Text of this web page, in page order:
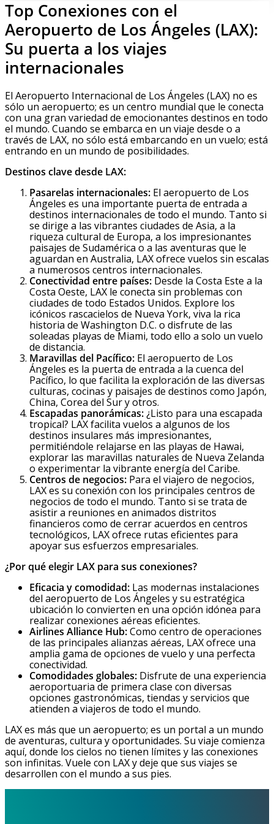
Top Conexiones con el
Aeropuerto de Los Ángeles (LAX):
Su puerta a los viajes
internacionales
El Aeropuerto Internacional de Los Ángeles (LAX) no es
sólo un aeropuerto; es un centro mundial que le conecta
con una gran variedad de emocionantes destinos en todo
el mundo. Cuando se embarca en un viaje desde o a
través de LAX, no sólo está embarcando en un vuelo; está
entrando en un mundo de posibilidades.
Destinos clave desde LAX:
Pasarelas internacionales: El aeropuerto de Los
Ángeles es una importante puerta de entrada a
destinos internacionales de todo el mundo. Tanto si
se dirige a las vibrantes ciudades de Asia, a la
riqueza cultural de Europa, a los impresionantes
paisajes de Sudamérica o a las aventuras que le
aguardan en Australia, LAX ofrece vuelos sin escalas
a numerosos centros internacionales.
Conectividad entre países: Desde la Costa Este a la
Costa Oeste, LAX le conecta sin problemas con
ciudades de todo Estados Unidos. Explore los
icónicos rascacielos de Nueva York, viva la rica
historia de Washington D.C. o disfrute de las
soleadas playas de Miami, todo ello a solo un vuelo
de distancia.
Maravillas del Pacífico: El aeropuerto de Los
Ángeles es la puerta de entrada a la cuenca del
Pacífico, lo que facilita la exploración de las diversas
culturas, cocinas y paisajes de destinos como Japón,
China, Corea del Sur y otros.
Escapadas panorámicas:¿Listo para una escapada
tropical? LAX facilita vuelos a algunos de los
destinos insulares más impresionantes,
permitiéndole relajarse en las playas de Hawai,
explorar las maravillas naturales de Nueva Zelanda
o experimentar la vibrante energía del Caribe.
Centros de negocios: Para el viajero de negocios,
LAX es su conexión con los principales centros de
negocios de todo el mundo. Tanto si se trata de
asistir a reuniones en animados distritos
financieros como de cerrar acuerdos en centros
tecnológicos, LAX ofrece rutas eficientes para
apoyar sus esfuerzos empresariales.
¿Por qué elegir LAX para sus conexiones?
Eficacia y comodidad: Las modernas instalaciones
del aeropuerto de Los Ángeles y su estratégica
ubicación lo convierten en una opción idónea para
realizar conexiones aéreas eficientes.
Airlines Alliance Hub:Como centro de operaciones
de las principales alianzas aéreas, LAX ofrece una
amplia gama de opciones de vuelo y una perfecta
conectividad.
Comodidades globales: Disfrute de una experiencia
aeroportuaria de primera clase con diversas
opciones gastronómicas, tiendas y servicios que
atienden a viajeros de todo el mundo.
LAX es más que un aeropuerto; es un portal a un mundo
de aventuras, cultura y oportunidades. Su viaje comienza
aquí, donde los cielos no tienen límites y las conexiones
son infinitas. Vuele con LAX y deje que sus viajes se
desarrollen con el mundo a sus pies.